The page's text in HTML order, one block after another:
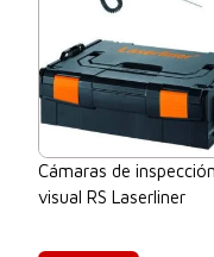
Cámaras de inspección
visual RS Laserliner